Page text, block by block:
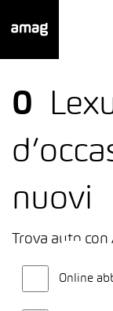
0
nuovi
Trova auto
Online